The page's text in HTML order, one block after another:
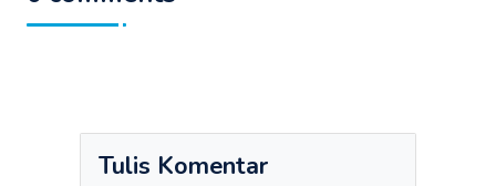
Tulis Komentar